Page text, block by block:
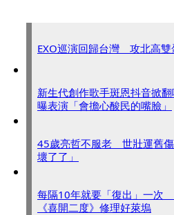
EXO巡演回歸台灣 攻北高雙
新生代創作歌手斑恩抖音掀
曝表演「會擔心酸民的嘴臉」
45歲亮哲不服老 世壯運舊
壞了了」
每隔10年就要「復出」一次
《喜開二度》修理好萊塢